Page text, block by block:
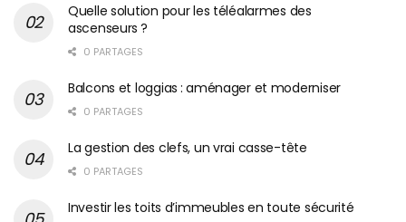
Quelle solution pour les téléalarmes des
ascenseurs ?
0 PARTAGES
Balcons et loggias : aménager et moderniser
0 PARTAGES
La gestion des clefs, un vrai casse-tête
0 PARTAGES
Investir les toits d’immeubles en toute sécurité